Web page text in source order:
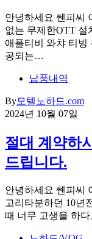
안녕하세요 쎈피씨
없는 무제한OTT 설
애플티비 와챠 티빙
공되는…
납품내역
By모텔노하드.com
2024년 10월 07일
절대 계약하
드립니다.
안녕하세요 쎈피씨
고리타분하던 10년
때 너무 고생을 하